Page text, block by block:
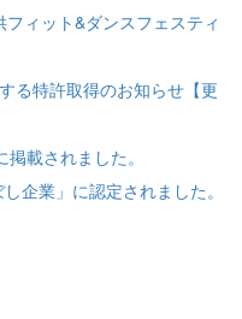
ィット&ダンスフェスティ
る特許取得のお知らせ【更
載されました。
企業」に認定されました。